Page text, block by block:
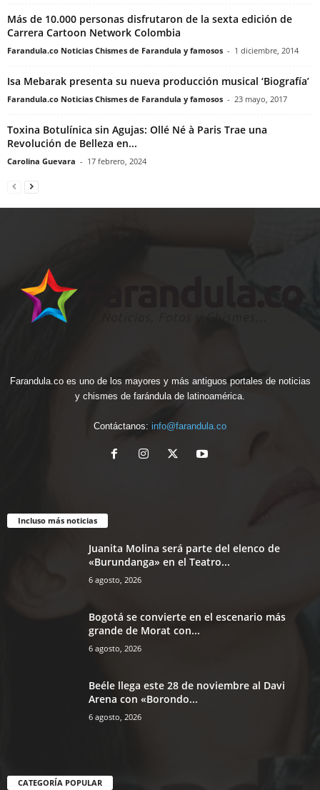
Más de 10.000 personas disfrutaron de la sexta edición de
Carrera Cartoon Network Colombia
Farandula.co Noticias Chismes de Farandula y famosos - 1 diciembre, 2014
Isa Mebarak presenta su nueva producción musical ‘Biografía’
Farandula.co Noticias Chismes de Farandula y famosos - 23 mayo, 2017
Toxina Botulínica sin Agujas: Ollé Né à Paris Trae una
Revolución de Belleza en...
Carolina Guevara - 17 febrero, 2024
Farandula.co es uno de los mayores y más antiguos portales de noticias
y chismes de farándula de latinoamérica.
Contáctanos: info@farandula.co
Incluso más noticias
Juanita Molina será parte del elenco de
«Burundanga» en el Teatro...
6 agosto, 2026
Bogotá se convierte en el escenario más
grande de Morat con...
6 agosto, 2026
Beéle llega este 28 de noviembre al Davi
Arena con «Borondo...
6 agosto, 2026
CATEGORÍA POPULAR